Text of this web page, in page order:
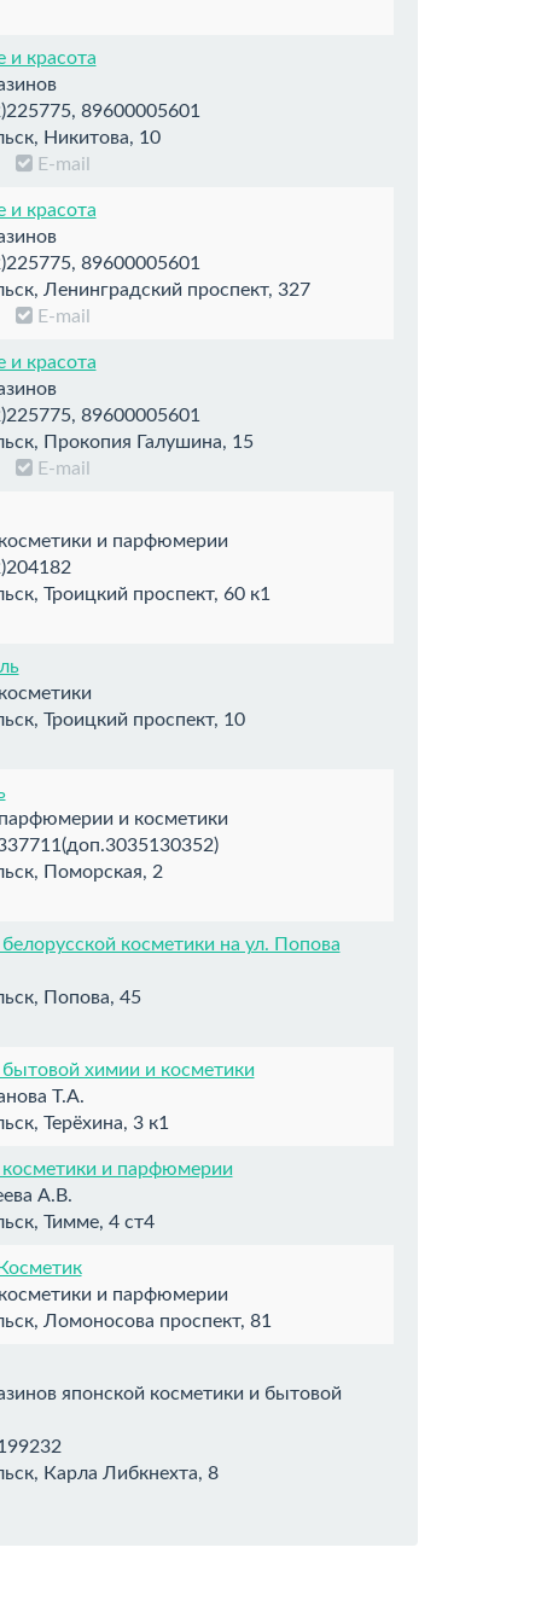
и красота
89600005601
Никитова, 10
E-mail
и красота
89600005601
Ленинградский проспект, 327
E-mail
и красота
89600005601
Прокопия Галушина, 15
E-mail
и парфюмерии
Троицкий проспект, 60 к1
Троицкий проспект, 10
и косметики
Поморская, 2
косметики на ул. Попова
Попова, 45
химии и косметики
Т.А.
Терёхина, 3 к1
и парфюмерии
А.В.
Тимме, 4 ст4
и парфюмерии
Ломоносова проспект, 81
японской косметики и бытовой
Карла Либкнехта, 8